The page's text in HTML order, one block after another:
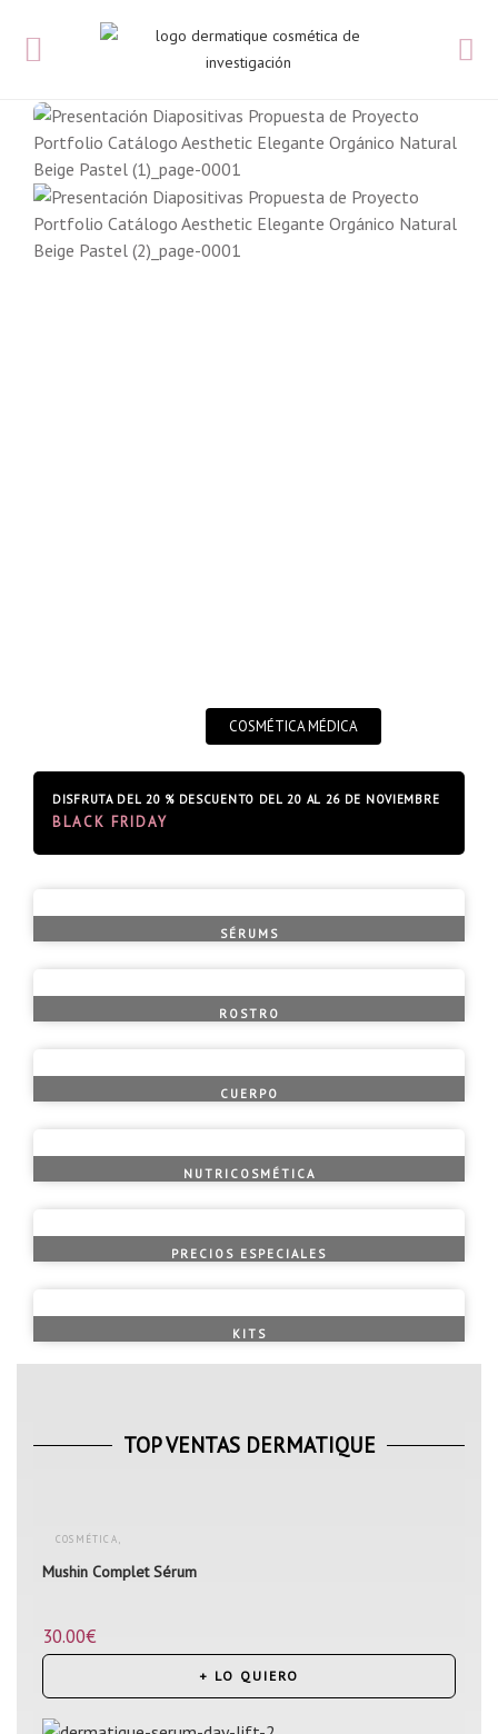
DISFRUTA DEL 20 % DESCUENTO DEL 20 AL 26 DE NOVIEMBRE
BLACK FRIDAY
COSMÉTICA MÉDICA
SÉRUMS
ROSTRO
CUERPO
NUTRICOSMÉTICA
PRECIOS ESPECIALES
KITS
TOP VENTAS DERMATIQUE
COSMÉTICA
Mushin Complet Sérum
30.00€
+ LO QUIERO